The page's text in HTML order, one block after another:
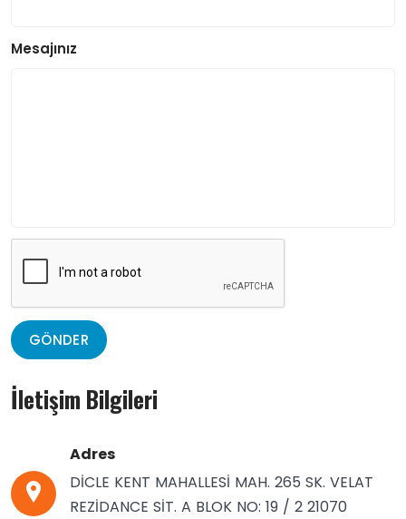
Mesajınız
GÖNDER
İletişim Bilgileri
Adres
DİCLE KENT MAHALLESİ MAH. 265 SK. VELAT
REZİDANCE SİT. A BLOK NO: 19 / 2 21070